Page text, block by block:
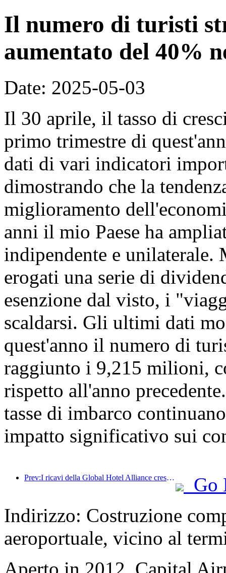
Il numero di turisti
aumentato del 40%
Date: 2025-05-03
Il 30 aprile, il tasso di
primo trimestre di
dati di vari indicatori
dimostrando che la
miglioramento
anni il mio Paese ha
indipendente e unilaterale.
erogati una serie di
esenzione dal visto, i
scaldarsi. Gli ultimi dati
quest'anno il numero di
raggiunto i 9,215 milioni,
rispetto all'anno
tasse di imbarco
impatto significativo sui
Prev:I ricavi della Global Hotel Alliance cresceranno del 15% nel primo trimestre del 2025
Go
Indirizzo: Costruzione
aeroportuale, vicino al
Aperto in 2012, Capital